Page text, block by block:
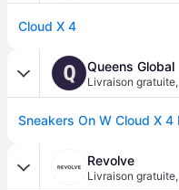
Cloud X 4
Q Queens Global
Livraison gratuite,
Revolve
Livraison gratuite,